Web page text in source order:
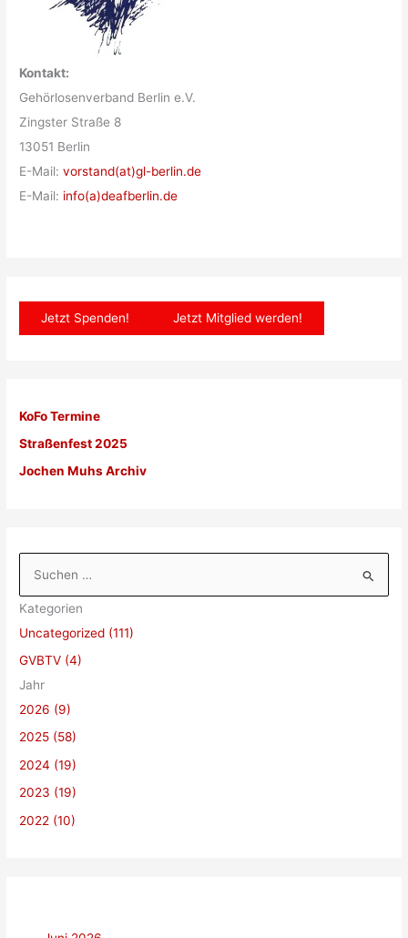
Kontakt:
Gehörlosenverband Berlin e.V.
Zingster Straße 8
13051 Berlin
E-Mail:vorstand(at)gl-berlin.de
E-Mail: info(a)deafberlin.de
Jetzt Spenden! Jetzt Mitglied werden!
KoFo Termine
Straßenfest 2025
Jochen Muhs Archiv
c
h
e
n
n
a
c
h
Kategorien
Uncategorized (111)
GVBTV (4)
Jahr
2026 (9)
2025 (58)
2024 (19)
2023 (19)
2022 (10)